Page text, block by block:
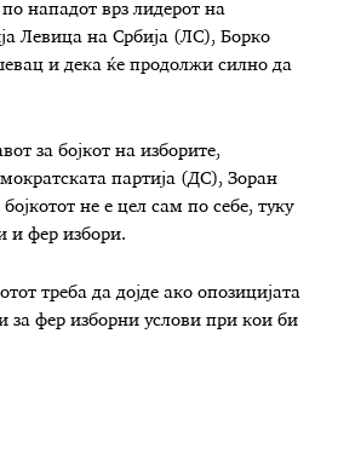
нападот врз лидерот на
Левица на Србија (ЛС), Борко
и дека ќе продолжи силно да
за бојкот на изборите,
партија (ДС), Зоран
не е цел сам по себе, туку
и фер избори.
треба да дојде ако опозицијата
за фер изборни услови при кои би